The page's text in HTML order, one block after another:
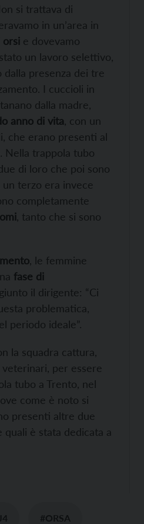
si trattava di
in un’area in
orsi e dovevamo
un lavoro selettivo,
dalla presenza dei tre
I cuccioli in
dalla madre,
anno di vita , con un
che erano presenti al
Nella trappola tubo
di loro che poi sono
terzo era invece
completamente
, tanto che si sono
, le femmine
fase di
il dirigente: “Ci
problematica,
periodo ideale”.
la squadra cattura,
per essere
tubo a Trento, nel
come è noto si
presenti altre due
quali è stata dedicata a
#ORSA